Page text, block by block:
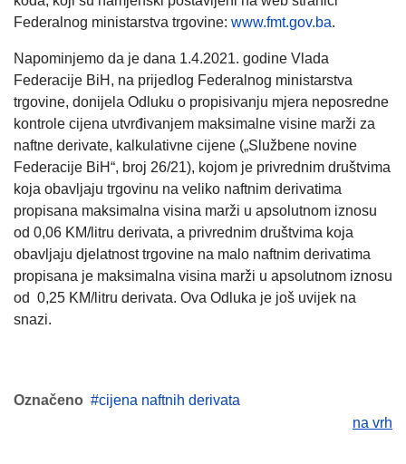
Federalnog ministarstva trgovine: www.fmt.gov.ba.
Napominjemo da je dana 1.4.2021. godine Vlada
Federacije BiH, na prijedlog Federalnog ministarstva
trgovine, donijela Odluku o propisivanju mjera neposredne
kontrole cijena utvrđivanjem maksimalne visine marži za
naftne derivate, kalkulativne cijene („Službene novine
Federacije BiH“, broj 26/21), kojom je privrednim društvima
koja obavljaju trgovinu na veliko naftnim derivatima
propisana maksimalna visina marži u apsolutnom iznosu
od 0,06 KM/litru derivata, a privrednim društvima koja
obavljaju djelatnost trgovine na malo naftnim derivatima
propisana je maksimalna visina marži u apsolutnom iznosu
od 0,25 KM/litru derivata. Ova Odluka je još uvijek na
snazi.
Označeno
cijena naftnih derivata
na vrh